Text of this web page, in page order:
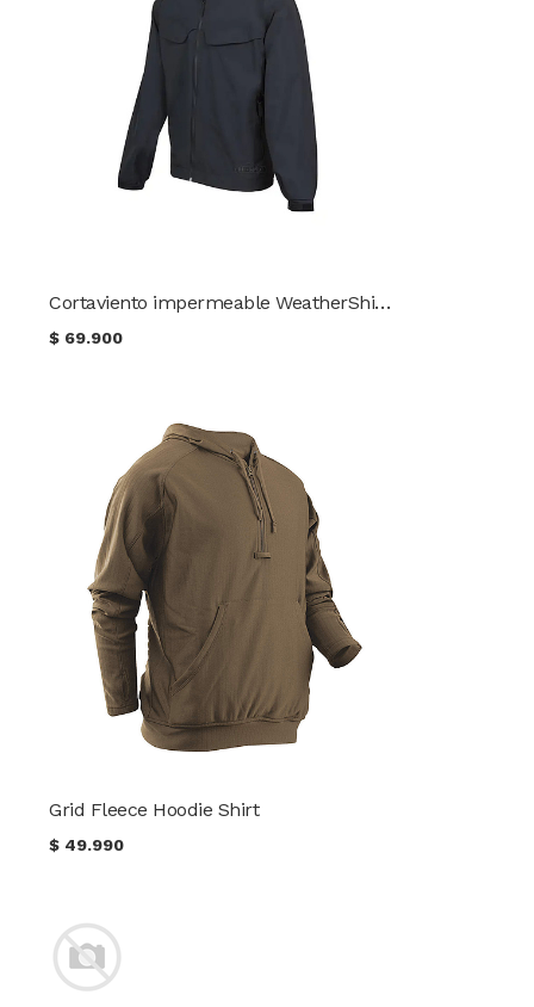
Cortaviento impermeable WeatherShield™ 24-7 Series® TRU-SPEC®
$ 69.900
Grid Fleece Hoodie Shirt
$ 49.990